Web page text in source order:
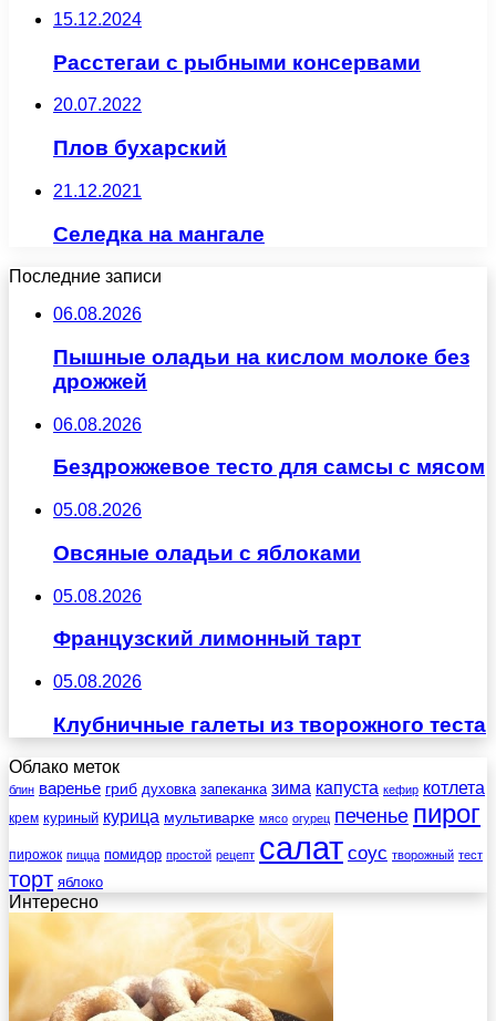
15.12.2024
Расстегаи с рыбными консервами
20.07.2022
Плов бухарский
21.12.2021
Селедка на мангале
Последние записи
06.08.2026
Пышные оладьи на кислом молоке без
дрожжей
06.08.2026
Бездрожжевое тесто для самсы с мясом
05.08.2026
Овсяные оладьи с яблоками
05.08.2026
Французский лимонный тарт
05.08.2026
Клубничные галеты из творожного теста
Облако меток
блин варенье гриб духовка запеканка зима капуста кефир котлета
крем куриный курица мультиварке мясо огурец печенье пирог
пирожок пицца помидор простой рецепт салат соус творожный тест
торт яблоко
Интересно